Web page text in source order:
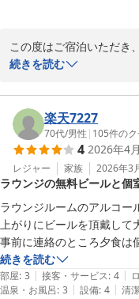
「また利用したい」と
けるおもてなしに努め
一同、心よりお待ちして
奥州秋保温泉 蘭亭
2026-04-18
この度はご宿泊いただき
ありがとうございます。
最上階のお部屋からの眺
点をお楽しみいただけた
また、夕食の創作料理に
葉を頂戴し、料理長をは
す。
さらに、朝食バイキング
け、メニューの豊富さに
ざいます。加えて、アル
ケーキのコーナーもお楽
ております。
続きを読む
楽天7227
70代/男性 | 105件のク
4 2026年4
レジャー 家族 2026年3
ラウンジの無料ビールと個
ラウンジルームのアルコー
上がりにビールを頂戴して
事前に連絡のところ夕食は
きました。接客してくださ
ービスを受けました。
続きを読む
部屋: 3 | 接客・サービス: 4 |
温泉・お風呂: 3 | 設備: 4 | 清